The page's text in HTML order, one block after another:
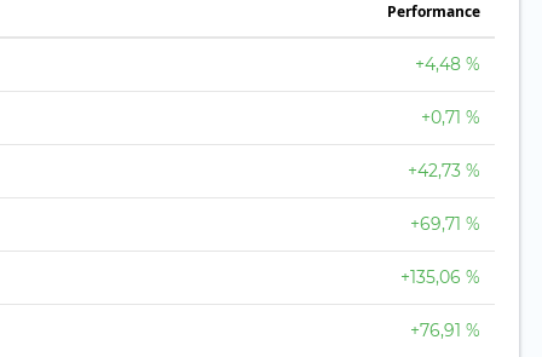
Performance
+4,48 %
+0,71 %
+42,73 %
+69,71 %
+135,06 %
+76,91 %